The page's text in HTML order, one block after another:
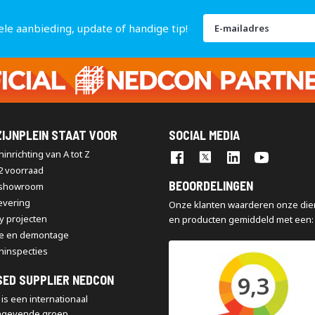
aanbieding, update of handige tip!
Abonneer
op
onze
nieuwsbrief
STAAT VOOR
van A tot Z
voorraad
projecten
en demontage
SUPPLIER NEDCON
een internationaal
SOCIAL MEDIA
BEOORDELINGEN
Onze klanten waarderen onze
en producten gemiddeld met een:
9,3